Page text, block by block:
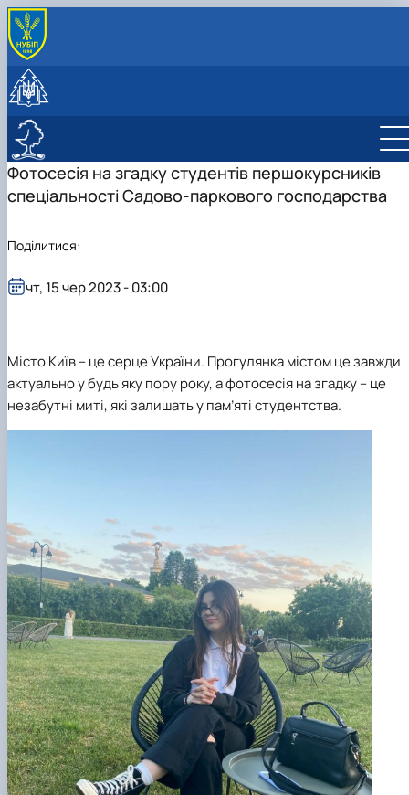
ПРО КАФЕДРУ
ННВЛ сучасних технологій проектування
СПО
Навчальні лабораторії
Співпраця
Наші випускники
Приймальна комісія
Олімпіади університету
Бакалавр
Магістр
PhD
Дисципліни
Робочі програми
Анотації вибіркових дисциплін ОС Магістр
Матеріальне забезпечення
Інфраструктура
Дослідження
Публікації
Конференції
Ландшафтне будівництво та арбористика
Фотосесія на згадку студентів першокурсників
спеціальності Садово-паркового господарства
Місто Київ – це серце України. Прогулянка містом це завжди
актуально у будь яку пору року, а фотосесія на згадку – це
незабутні миті, які залишать у пам’яті студентства.
чт, 15 чер 2023 - 03:00
Поділитися: